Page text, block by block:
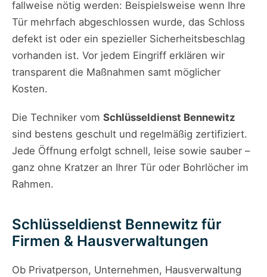
fallweise nötig werden: Beispielsweise wenn Ihre
Tür mehrfach abgeschlossen wurde, das Schloss
defekt ist oder ein spezieller Sicherheitsbeschlag
vorhanden ist. Vor jedem Eingriff erklären wir
transparent die Maßnahmen samt möglicher
Kosten.
Die Techniker vom Schlüsseldienst Bennewitz
sind bestens geschult und regelmäßig zertifiziert.
Jede Öffnung erfolgt schnell, leise sowie sauber –
ganz ohne Kratzer an Ihrer Tür oder Bohrlöcher im
Rahmen.
Schlüsseldienst Bennewitz für
Firmen & Hausverwaltungen
Ob Privatperson, Unternehmen, Hausverwaltung